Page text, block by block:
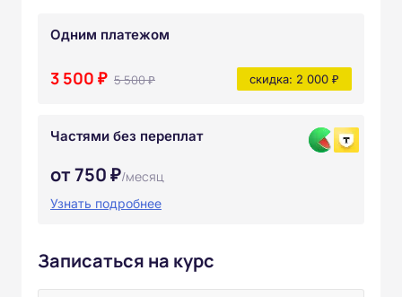
Одним платежом
3 500 ₽ 5 500 ₽ скидка: 2 000 ₽
Частями без переплат
от 750 ₽/месяц
Узнать подробнее
Записаться на курс